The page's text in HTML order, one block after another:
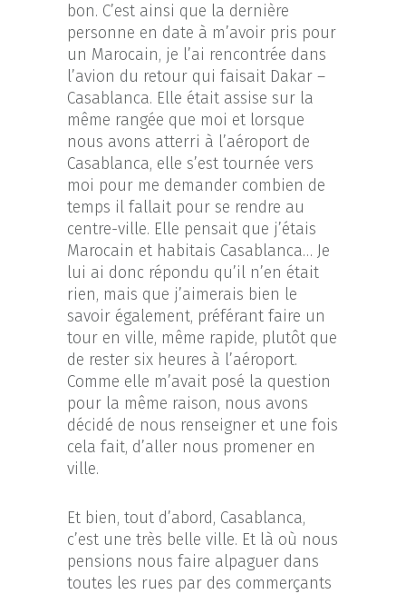
bon. C’est ainsi que la dernière
personne en date à m’avoir pris pour
un Marocain, je l’ai rencontrée dans
l’avion du retour qui faisait Dakar –
Casablanca. Elle était assise sur la
même rangée que moi et lorsque
nous avons atterri à l’aéroport de
Casablanca, elle s’est tournée vers
moi pour me demander combien de
temps il fallait pour se rendre au
centre-ville. Elle pensait que j’étais
Marocain et habitais Casablanca… Je
lui ai donc répondu qu’il n’en était
rien, mais que j’aimerais bien le
savoir également, préférant faire un
tour en ville, même rapide, plutôt que
de rester six heures à l’aéroport.
Comme elle m’avait posé la question
pour la même raison, nous avons
décidé de nous renseigner et une fois
cela fait, d’aller nous promener en
ville.
Et bien, tout d’abord, Casablanca,
c’est une très belle ville. Et là où nous
pensions nous faire alpaguer dans
toutes les rues par des commerçants